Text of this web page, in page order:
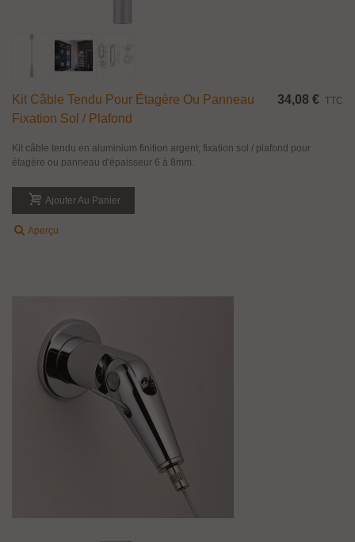
Kit Câble Tendu Pour Étagère Ou Panneau
Fixation Sol / Plafond
34,08 € TTC
Kit câble tendu en aluminium finition argent, fixation sol / plafond pour
étagère ou panneau d'épaisseur 6 à 8mm.
Ajouter Au Panier
Aperçu